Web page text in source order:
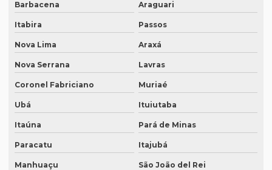
Empresa de tradução juramentada em inglês em campinas
Empresa de tradução juramentada em inglês em sp
Empresa de tradução juramentada em italiano
Empresa de tradução juramentada em italiano em curitiba
Empresa de tradução juramentada em italiano em fortaleza
Empresa de tradução juramentada rj
Empresa de tradução e legendagem
Barbacena Araguari
Itabira Passos
Nova Lima Araxá
Nova Serrana Lavras
Coronel Fabriciano Muriaé
Ubá Ituiutaba
Itaúna Pará de Minas
Paracatu Itajubá
Manhuaçu São João del Rei